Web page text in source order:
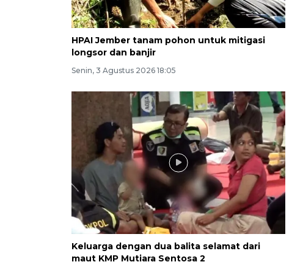
HPAI Jember tanam pohon untuk mitigasi
longsor dan banjir
Senin, 3 Agustus 2026 18:05
Keluarga dengan dua balita selamat dari
maut KMP Mutiara Sentosa 2